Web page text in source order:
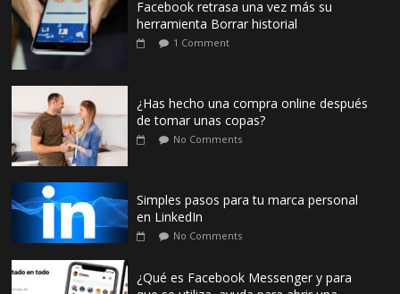
Facebook retrasa una vez más su
herramienta Borrar historial
1 Comment
¿Has hecho una compra online después
de tomar unas copas?
No Comments
Simples pasos para tu marca personal
en LinkedIn
No Comments
¿Qué es Facebook Messenger y para